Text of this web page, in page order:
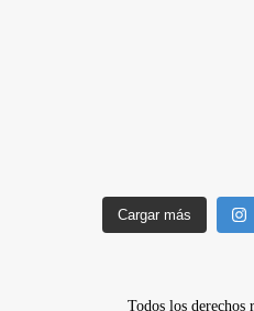
Cargar más
Todos los derechos